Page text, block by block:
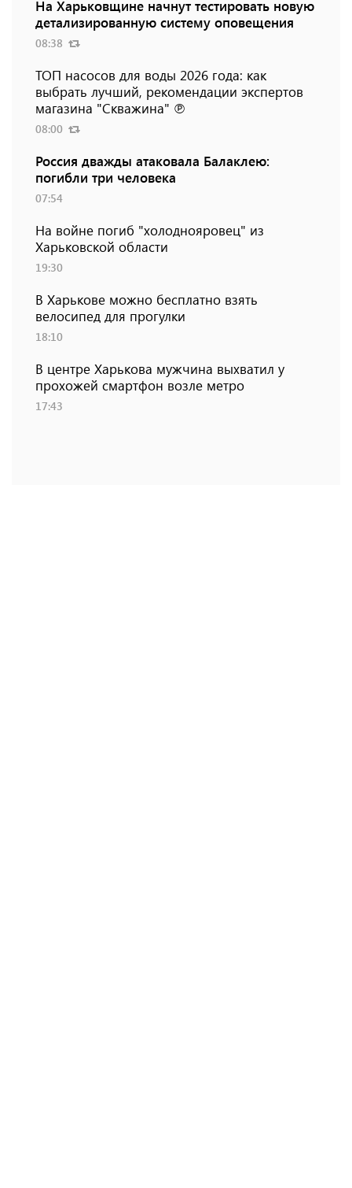
На Харьковщине начнут тестировать новую
детализированную систему оповещения
08:38
ТОП насосов для воды 2026 года: как
выбрать лучший, рекомендации экспертов
магазина "Скважина" ℗
08:00
Россия дважды атаковала Балаклею:
погибли три человека
07:54
На войне погиб "холоднояровец" из
Харьковской области
19:30
В Харькове можно бесплатно взять
велосипед для прогулки
18:10
В центре Харькова мужчина выхватил у
прохожей смартфон возле метро
17:43